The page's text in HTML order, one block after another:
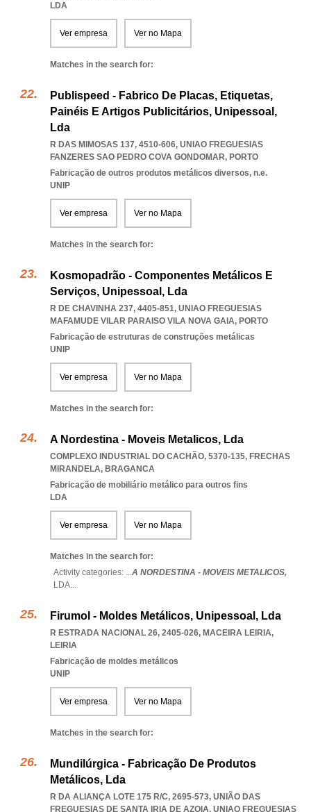
LDA
Ver empresa Ver no Mapa
Matches in the search for:
Publispeed - Fabrico De Placas, Etiquetas,
Painéis E Artigos Publicitários, Unipessoal,
Lda
R DAS MIMOSAS 137, 4510-606, UNIAO FREGUESIAS
FANZERES SAO PEDRO COVA GONDOMAR, PORTO
Fabricação de outros produtos metálicos diversos, n.e.
UNIP
Ver empresa Ver no Mapa
Matches in the search for:
Kosmopadrão - Componentes Metálicos E
Serviços, Unipessoal, Lda
R DE CHAVINHA 237, 4405-851, UNIAO FREGUESIAS
MAFAMUDE VILAR PARAISO VILA NOVA GAIA, PORTO
Fabricação de estruturas de construções metálicas
UNIP
Ver empresa Ver no Mapa
Matches in the search for:
A Nordestina - Moveis Metalicos, Lda
COMPLEXO INDUSTRIAL DO CACHÃO, 5370-135, FRECHAS
MIRANDELA, BRAGANCA
Fabricação de mobiliário metálico para outros fins
LDA
Ver empresa Ver no Mapa
Matches in the search for:
Activity categories: ...A NORDESTINA - MOVEIS METALICOS,
LDA...
Firumol - Moldes Metálicos, Unipessoal, Lda
R ESTRADA NACIONAL 26, 2405-026, MACEIRA LEIRIA,
LEIRIA
Fabricação de moldes metálicos
UNIP
Ver empresa Ver no Mapa
Matches in the search for:
Mundilúrgica - Fabricação De Produtos
Metálicos, Lda
R DA ALIANÇA LOTE 175 R/C, 2695-573, UNIÃO DAS
FREGUESIAS DE SANTA IRIA DE AZOIA, UNIAO FREGUESIAS